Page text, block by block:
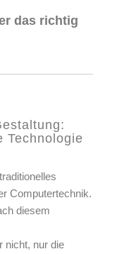
das richtig
Technologie
Computertechnik.
diesem
nicht, nur die